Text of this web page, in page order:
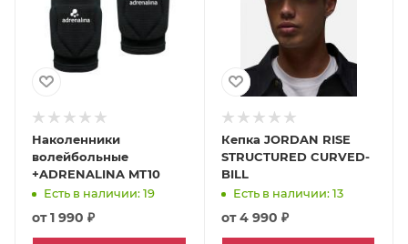
Наколенники
волейбольные
+ADRENALINA MT10
Есть в наличии: 19
от1 990 ₽
Кепка JORDAN RISE
STRUCTURED CURVED-
BILL
Есть в наличии: 13
от4 990 ₽